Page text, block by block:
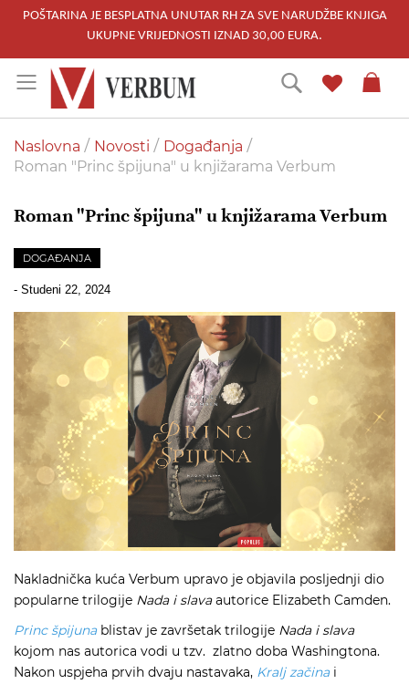
POŠTARINA JE BESPLATNA UNUTAR RH ZA SVE NARUDŽBE KNJIGA
UKUPNE VRIJEDNOSTI IZNAD 30,00 EURA.
to
Content
Traži
Naslovna Novosti
Događanja
Roman "Princ špijuna" u knjižarama Verbum
Roman "Princ špijuna" u knjižarama Verbum
DOGAĐANJA
- Studeni 22, 2024
Nakladnička kuća Verbum upravo je objavila posljednji dio
popularne trilogije Nada i slavaautorice Elizabeth Camden.
Princ špijunablistav je završetak trilogije Nada i slava
kojom nas autorica vodi u tzv. zlatno doba Washingtona.
Nakon uspjeha prvih dvaju nastavaka, Kralj začinai